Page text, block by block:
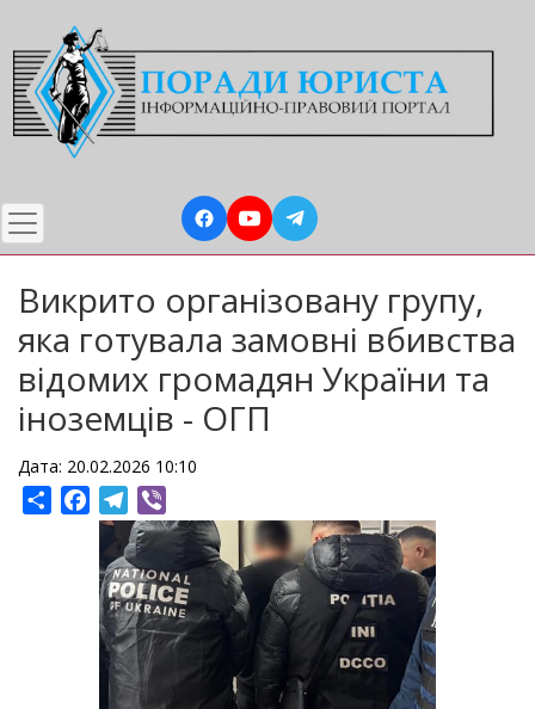
до
основного
вмісту
Викрито організовану групу,
яка готувала замовні вбивства
відомих громадян України та
іноземців - ОГП
Дата: 20.02.2026 10:10
ShareFacebookTelegram